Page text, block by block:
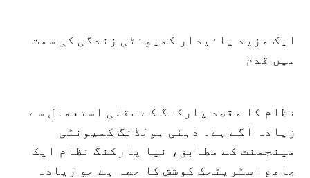
ایک مزید پائیدار کمیونٹی زندگی کی سمت
میں قدم
نظام کا مقصد پارکنگ کے عقلی استعمال سے
زیادہ آگے ہے۔ دبئی ہولڈنگ کمیونٹی
مینجمنٹ کے مطابق، نیا پارکنگ نظام ایک
جامع اسٹریٹجک کوشش کا حصہ ہے جو زیادہ